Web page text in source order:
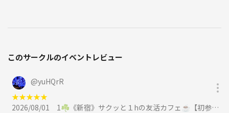
このサークルのイベントレビュー
@yuHQrR
★★★★★
2026/08/01
1☘️《新宿》サクッと１hの友活カフェ☕️【初参加＆先着３名様はスーパー割引】素敵な1日は素敵な出会いから✨に参加